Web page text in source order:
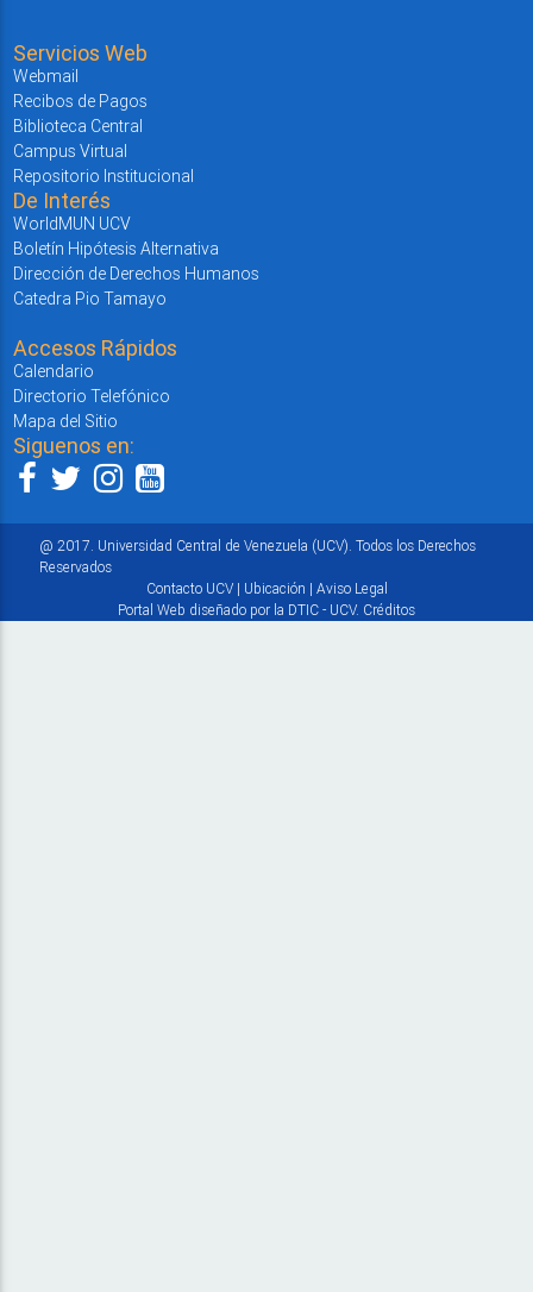
Servicios Web
Webmail
Recibos de Pagos
Biblioteca Central
Campus Virtual
Repositorio Institucional
De Interés
WorldMUN UCV
Boletín Hipótesis Alternativa
Dirección de Derechos Humanos
Catedra Pio Tamayo
Accesos Rápidos
Calendario
Directorio Telefónico
Mapa del Sitio
Siguenos en:
@ 2017. Universidad Central de Venezuela (UCV). Todos los Derechos
Reservados
Contacto UCV| Ubicación | Aviso Legal
Portal Web diseñado por la DTIC - UCV. Créditos